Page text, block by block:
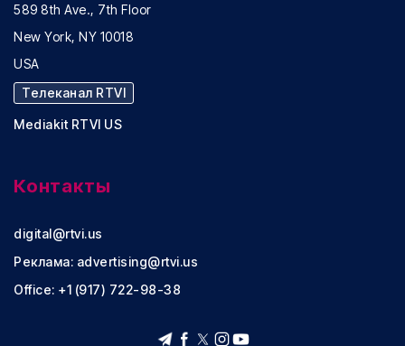
589 8th Ave., 7th Floor
New York, NY 10018
USA
Телеканал RTVI
Mediakit RTVI US
Контакты
digital@rtvi.us
Реклама: advertising@rtvi.us
Office: +1 (917) 722-98-38